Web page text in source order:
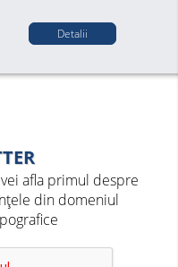
Detalii
afla primul despre
din domeniul